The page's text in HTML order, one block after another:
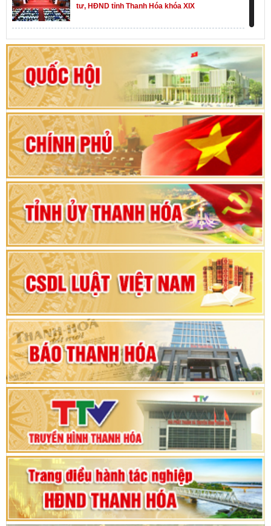
tư, HĐND tỉnh Thanh Hóa khóa XIX
Khai mạc kỳ họp thứ Nhất, Quốc hội khóa XVI
Hướng dẫn quy trình bỏ phiếu bầu cử ĐBQH
khoá XVI và đại biểu HĐND các cấp nhiệm kỳ
2026-2031
80 năm Quốc hội Việt Nam: vì lợi ích Nhân dân,
vì sự phát triển của đất nước
Bộ Chính trị duyệt nội dung Đại hội đại biểu
Đảng bộ tỉnh Thanh Hóa lần thứ XX, nhiệm kỳ
2025 - 2030
Đại hội đại biểu Đảng bộ xã Yên Thọ lần thứ I,
nhiệm kỳ 2025 – 2030
Đại hội Đảng bộ xã Yên Ninh lần thứ nhất,
nhiệm kỳ 2025 - 2030
Khai mạc Kỳ họp bất thường lần thứ 9, Quốc
hội khóa XV
Phiên thảo luận Kỳ họp thứ 24, HĐND tỉnh
Thanh Hóa khóa XVIII, nhiệm kỳ 2021 - 2026
Bế mạc Kỳ họp thứ hai bốn, Hội đồng nhân dân
tỉnh khoá XVIII